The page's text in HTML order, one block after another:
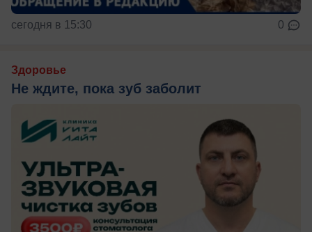
сегодня в 15:30 0
Здоровье
Не ждите, пока зуб заболит